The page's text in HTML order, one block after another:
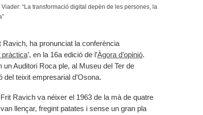
Viader: “La transformació digital depèn de les persones, la
ha pronunciat la conferència
pràctica’, en la 16a edició de l’Àgora d’opinió.
un Auditori Roca ple, al Museu del Ter de
teixit empresarial d’Osona.
Ravich va néixer el 1963 de la mà de quatre
llençar, fregint patates i sense un gran pla